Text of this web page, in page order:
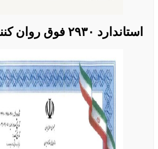
استاندارد ۲۹۳۰ فوق روان کننده بتن